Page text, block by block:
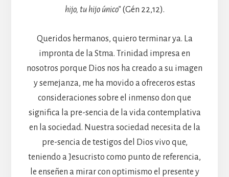
hijo, tu hijo único”(Gén 22,12).
Queridos hermanos, quiero terminar ya. La
impronta de la Stma. Trinidad impresa en
nosotros porque Dios nos ha creado a su imagen
y semejanza, me ha movido a ofreceros estas
consideraciones sobre el inmenso don que
significa la pre-sencia de la vida contemplativa
en la sociedad. Nuestra sociedad necesita de la
pre-sencia de testigos del Dios vivo que,
teniendo a Jesucristo como punto de referencia,
le enseñen a mirar con optimismo el presente y